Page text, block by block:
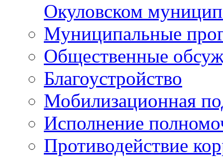
Окуловском
Муниципальные
Общественные
Благоустройство
Мобилизационная
Исполнение
Противодействие